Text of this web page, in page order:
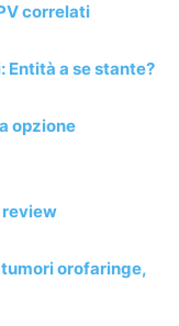
correlati
Entità a se stante?
opzione
review
orofaringe,